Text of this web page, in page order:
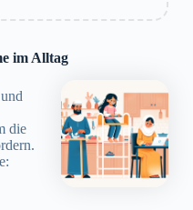
im Alltag
die